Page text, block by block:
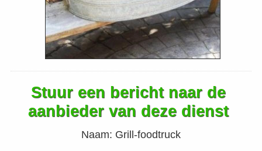
Stuur een bericht naar de
aanbieder van deze dienst
Naam: Grill-foodtruck